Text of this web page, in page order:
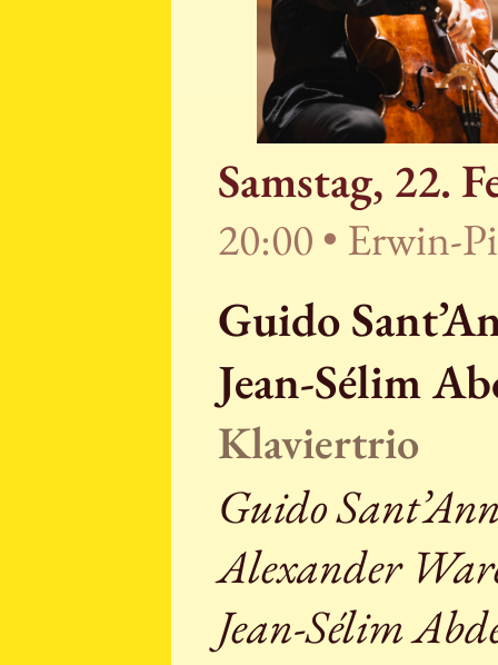
Samstag, 22.
20:00 • Erwin-
Guido
Jean-Sélim
Klaviertrio
Guido
Alexander
Jean-Sélim